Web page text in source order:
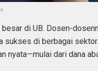
di UB. Dosen-
sukses di berbagai
nyata—mulai dari dana